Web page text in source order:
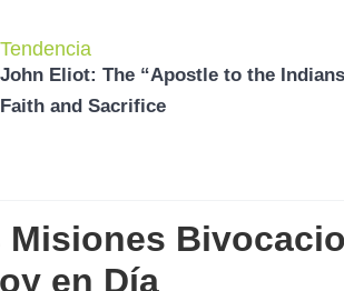
Tendencia
John Eliot: The “Apostle to the
Faith and Sacrifice
Misiones
en Día